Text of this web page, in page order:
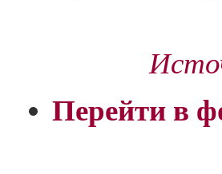
Перейти в